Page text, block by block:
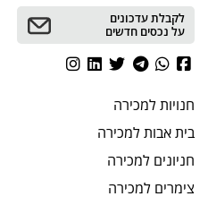
לקבלת עדכונים
על נכסים חדשים
חנויותלמכירה
בית אבותלמכירה
חניונים למכירה
צימרים למכירה